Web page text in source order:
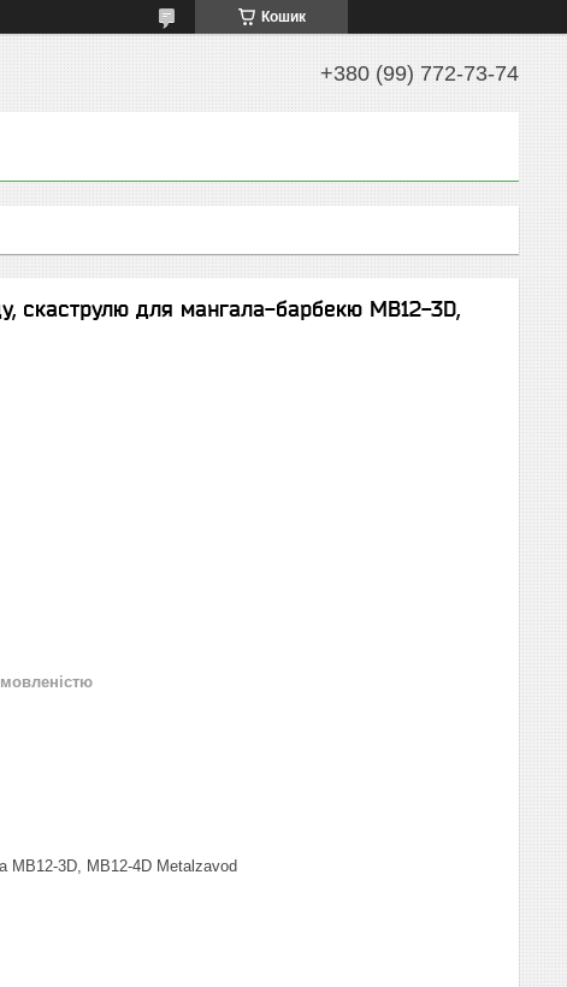
Кошик
+380 (99) 772-73-74
скаструлю для мангала-барбекю MB12-3D,
MB12-3D, MB12-4D Metalzavod